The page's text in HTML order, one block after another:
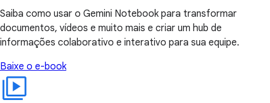
Saiba como usar o Gemini Notebook para transformar
documentos, vídeos e muito mais e criar um hub de
informações colaborativo e interativo para sua equipe.
Baixe o e-book